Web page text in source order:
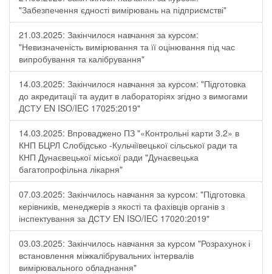
"Забезпечення єдності вимірювань на підприємстві"
21.03.2025: Закінчилося навчання за курсом:
"Невизначеність вимірювання та її оцінювання під час
випробування та калібрування"
14.03.2025: Закінчилося навчання за курсом: "Підготовка
до акредитації та аудит в лабораторіях згідно з вимогами
ДСТУ EN ISO/IEC 17025:2019"
14.03.2025: Впроваджено ПЗ "«Контрольні карти 3.2» в
КНП БЦРЛ Слобідсько -Кульчіївецької сільської ради та
КНП Дунаєвецької міської ради "Дунаєвецька
багатопрофільна лікарня"
07.03.2025: Закінчилось навчання за курсом: "Підготовка
керівників, менеджерів з якості та фахівців органів з
інспектування за ДСТУ EN ISO/IEC 17020:2019"
03.03.2025: Закінчилось навчання за курсом "Розрахунок і
встановлення міжкалібрувальних інтервалів
вимірювального обладнання"